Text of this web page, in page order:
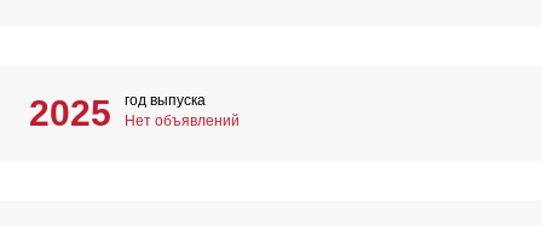
2025
год выпуска
Нет объявлений